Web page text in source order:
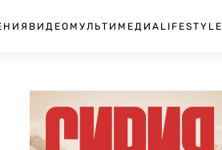
ВИДЕО МУЛЬТИМЕДИА LIFESTYLE